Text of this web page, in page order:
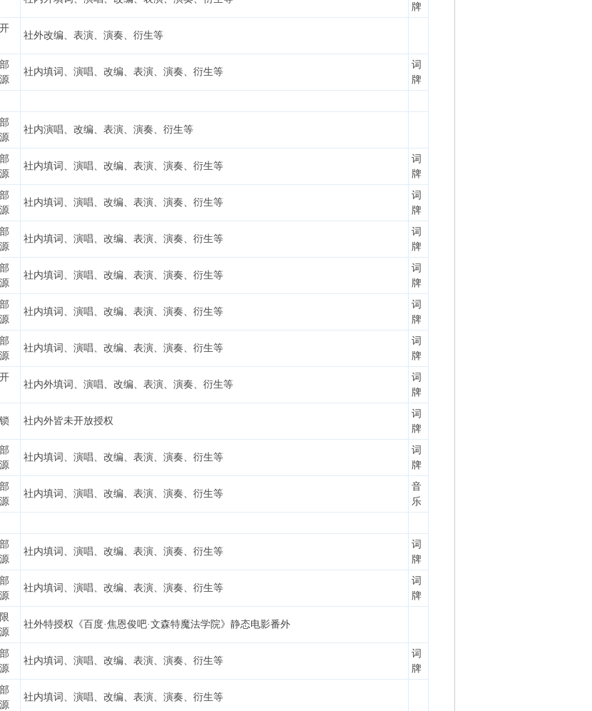
牌
社外改编、表演、演奏、衍生等
社内填词、演唱、改编、表演、演奏、衍生等
词
牌
社内演唱、改编、表演、演奏、衍生等
社内填词、演唱、改编、表演、演奏、衍生等
词
牌
社内填词、演唱、改编、表演、演奏、衍生等
词
牌
社内填词、演唱、改编、表演、演奏、衍生等
词
牌
社内填词、演唱、改编、表演、演奏、衍生等
词
牌
社内填词、演唱、改编、表演、演奏、衍生等
词
牌
社内填词、演唱、改编、表演、演奏、衍生等
词
牌
社内外填词、演唱、改编、表演、演奏、衍生等
词
牌
社内外皆未开放授权
词
牌
社内填词、演唱、改编、表演、演奏、衍生等
词
牌
社内填词、演唱、改编、表演、演奏、衍生等
音
乐
社内填词、演唱、改编、表演、演奏、衍生等
词
牌
社内填词、演唱、改编、表演、演奏、衍生等
词
牌
社外特授权《百度·焦恩俊吧·文森特魔法学院》静态电影番外
社内填词、演唱、改编、表演、演奏、衍生等
词
牌
社内填词、演唱、改编、表演、演奏、衍生等